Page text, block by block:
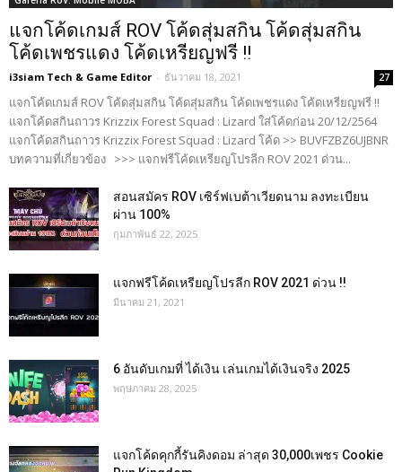
แจกโค้ดเกมส์ ROV โค้ดสุ่มสกิน โค้ดสุ่มสกิน
โค้ดเพชรแดง โค้ดเหรียญฟรี !!
i3siam Tech & Game Editor - ธันวาคม 18, 2021 27
แจกโค้ดเกมส์ ROV โค้ดสุ่มสกิน โค้ดสุ่มสกิน โค้ดเพชรแดง โค้ดเหรียญฟรี !!
แจกโค้ดสกินถาวร Krizzix Forest Squad : Lizard ใส่โค้ดก่อน 20/12/2564
แจกโค้ดสกินถาวร Krizzix Forest Squad : Lizard โค้ด >> BUVFZBZ6UJBNR
บทความที่เกี่ยวข้อง >>> แจกฟรีโค้ดเหรียญโปรลีก ROV 2021 ด่วน...
สอนสมัคร ROV เซิร์ฟเบต้าเวียดนาม ลงทะเบียน
ผ่าน 100%
กุมภาพันธ์ 22, 2025
แจกฟรีโค้ดเหรียญโปรลีก ROV 2021 ด่วน !!
มีนาคม 21, 2021
6 อันดับเกมที่ ได้เงิน เล่นเกมได้เงินจริง 2025
พฤษภาคม 28, 2025
แจกโค้ดคุกกี้รันคิงดอม ล่าสุด 30,000เพชร Cookie